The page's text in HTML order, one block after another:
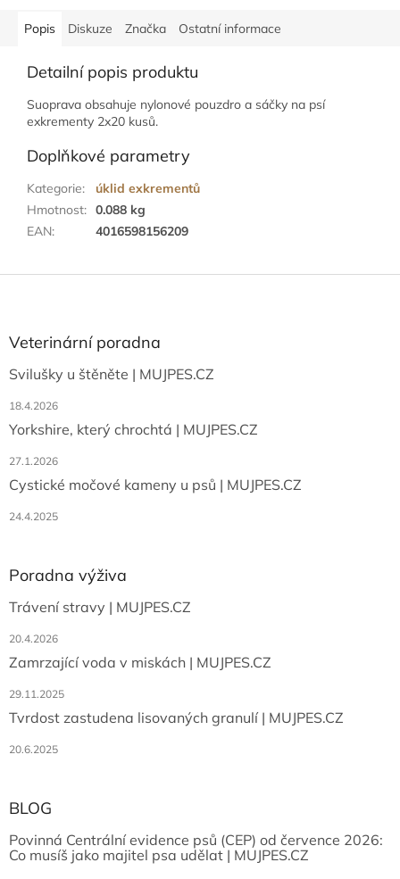
Popis Diskuze Značka Ostatní informace
Detailní popis produktu
Suoprava obsahuje nylonové pouzdro a sáčky na psí
exkrementy 2x20 kusů.
Doplňkové parametry
Kategorie:
úklid exkrementů
Hmotnost: 0.088 kg
EAN: 4016598156209
aVeterinární poradna
Svilušky u štěněte | MUJPES.CZ
18.4.2026
Yorkshire, který chrochtá | MUJPES.CZ
27.1.2026
Cystické močové kameny u psů | MUJPES.CZ
24.4.2025
Poradna výživa
Trávení stravy | MUJPES.CZ
20.4.2026
Zamrzající voda v miskách | MUJPES.CZ
29.11.2025
Tvrdost zastudena lisovaných granulí | MUJPES.CZ
20.6.2025
BLOG
Povinná Centrální evidence psů (CEP) od července 2026:
Co musíš jako majitel psa udělat | MUJPES.CZ